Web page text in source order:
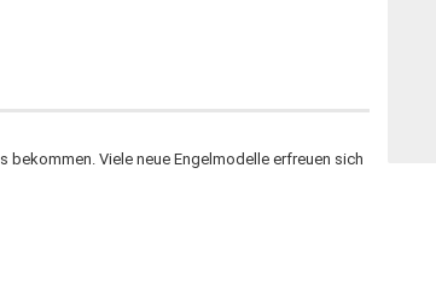
bekommen. Viele neue Engelmodelle erfreuen sich